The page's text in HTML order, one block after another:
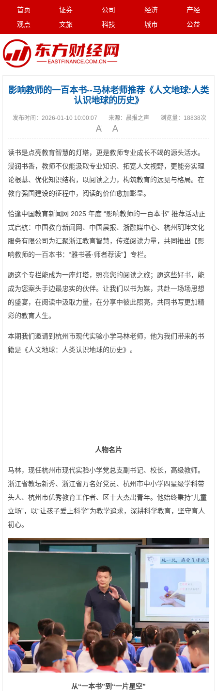
首页 证券 公司 经济
产经
观点
文旅 科技 城市 公益
影响教师的一百本书--马林老师推荐《人文地球:人类
认识地球的历史》
发布时间： 2026-01-10 10:00:07 来源： 晨报之声 浏览量： 18838次
读书是点亮教育智慧的灯塔，更是教师专业成长不竭的源头活水。
浸润书香，教师不仅能汲取专业知识、拓宽人文视野，更能夯实理
论根基、优化知识结构，以阅读之力，构筑教育的远见与格局。在
教育强国建设的征程中，阅读的价值愈加彰显。
恰逢中国教育新闻网 2025 年度 “影响教师的一百本书” 推荐活动正
式启航：中国教育新闻网、中国晨报、浙融媒中心、杭州玥珅文化
服务有限公司为汇聚浙江教育智慧，传递阅读力量，共同推出【影
响教师的一百本书：“雅书荟·师者荐读”】专栏。
愿这个专栏能成为一座灯塔，照亮您的阅读之旅；愿这些好书，能
成为您案头手边最忠实的伙伴。让我们以书为媒，共赴一场场思想
的盛宴，在阅读中汲取力量，在分享中彼此照亮，共同书写更加精
彩的教育人生。
本期我们邀请到杭州市现代实验小学马林老师，他为我们带来的书
籍是《人文地球：人类认识地球的历史》。
人物名片
马林，现任杭州市现代实验小学党总支副书记、校长，高级教师。
浙江省教坛新秀、浙江省万名好党员、杭州市中小学四星级学科带
头人、杭州市优秀教育工作者、区十大杰出青年。他始终秉持“儿童
立场”，以“让孩子爱上科学”为教学追求，深耕科学教育，坚守育人
初心。
从“一本书”到“一片星空”